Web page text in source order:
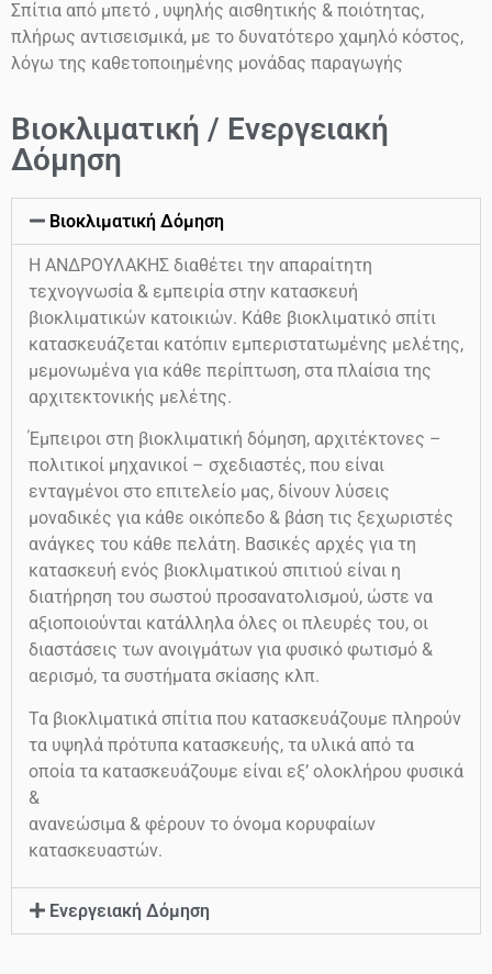
Σπίτια από μπετό , υψηλής αισθητικής & ποιότητας,
πλήρως αντισεισμικά, με το δυνατότερο χαμηλό κόστος,
λόγω της καθετοποιημένης μονάδας παραγωγής
Βιοκλιματική / Ενεργειακή
Δόμηση
Βιοκλιματική Δόμηση
Η ΑΝΔΡΟΥΛΑΚΗΣ διαθέτει την απαραίτητη
τεχνογνωσία & εμπειρία στην κατασκευή
βιοκλιματικών κατοικιών. Κάθε βιοκλιματικό σπίτι
κατασκευάζεται κατόπιν εμπεριστατωμένης μελέτης,
μεμονωμένα για κάθε περίπτωση, στα πλαίσια της
αρχιτεκτονικής μελέτης.
Έμπειροι στη βιοκλιματική δόμηση, αρχιτέκτονες –
πολιτικοί μηχανικοί – σχεδιαστές, που είναι
ενταγμένοι στο επιτελείο μας, δίνουν λύσεις
μοναδικές για κάθε οικόπεδο & βάση τις ξεχωριστές
ανάγκες του κάθε πελάτη. Βασικές αρχές για τη
κατασκευή ενός βιοκλιματικού σπιτιού είναι η
διατήρηση του σωστού προσανατολισμού, ώστε να
αξιοποιούνται κατάλληλα όλες οι πλευρές του, οι
διαστάσεις των ανοιγμάτων για φυσικό φωτισμό &
αερισμό, τα συστήματα σκίασης κλπ.
Τα βιοκλιματικά σπίτια που κατασκευάζουμε πληρούν
τα υψηλά πρότυπα κατασκευής, τα υλικά από τα
οποία τα κατασκευάζουμε είναι εξ’ ολοκλήρου φυσικά
&
ανανεώσιμα & φέρουν το όνομα κορυφαίων
κατασκευαστών.
Ενεργειακή Δόμηση